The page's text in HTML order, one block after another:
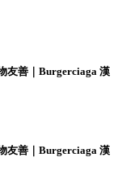
友善｜Burgerciaga 漢
友善｜Burgerciaga 漢